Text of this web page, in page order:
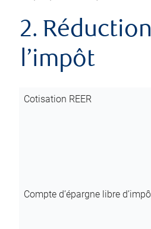
2.
l’impôt
Cotisation REER
Compte d’épargne libre